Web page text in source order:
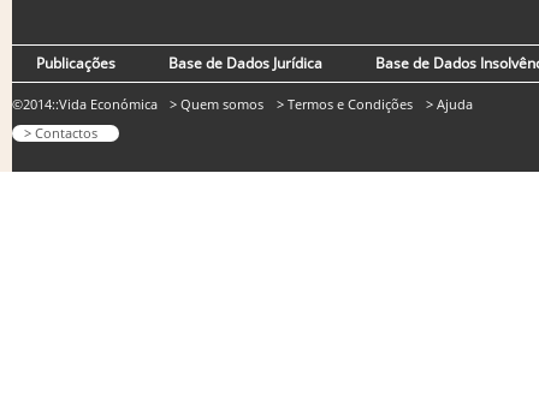
Publicações Base de Dados Jurídica Base de Dados
©2014::Vida Económica
> Contactos
> Quem somos > Termos e Condições > Ajuda